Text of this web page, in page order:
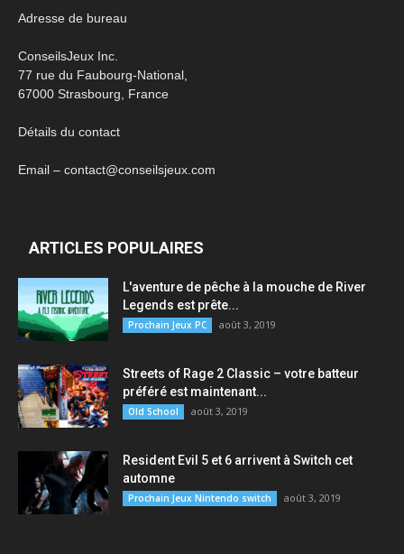
Adresse de bureau
ConseilsJeux Inc.
77 rue du Faubourg-National,
67000 Strasbourg, France
Détails du contact
Email – contact@conseilsjeux.com
ARTICLES POPULAIRES
L'aventure de pêche à la mouche de River
Legends est prête...
Prochain Jeux PC août 3, 2019
Streets of Rage 2 Classic – votre batteur
préféré est maintenant...
Old School août 3, 2019
Resident Evil 5 et 6 arrivent à Switch cet
automne
Prochain Jeux Nintendo switch août 3, 2019